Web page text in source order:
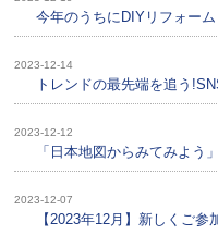
今年のうちにDIYリフォーム
2023-12-14
トレンドの最先端を追う
2023-12-12
「日本地図からみてみよう
2023-12-07
【2023年12月】新しくご